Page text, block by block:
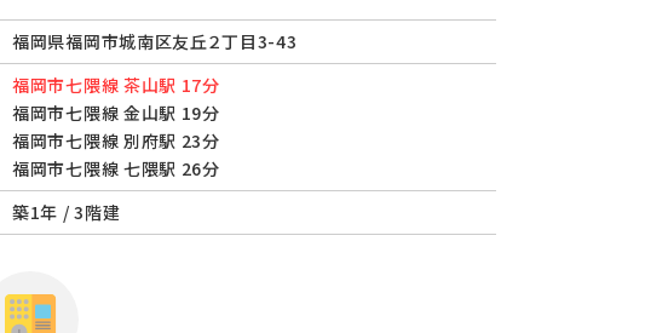
福岡県福岡市城南区友丘２丁目3-43
福岡市七隈線 茶山駅 17分
福岡市七隈線 金山駅 19分
福岡市七隈線 別府駅 23分
福岡市七隈線 七隈駅 26分
築1年 / 3階建